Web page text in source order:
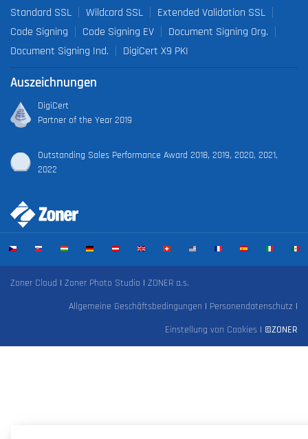
Standard SSL Wildcard SSL
Extended Validation SSL
Code Signing
Code Signing EV
Document Signing Org.
Document Signing Ind.
DigiCert X9 PKI
Auszeichnungen
DigiCert
Partner of the Year 2019
Outstanding Sales Performance Award 2018, 2019, 2020, 2021,
2022
Zoner Cloud | Zoner Photo Studio | ZONER a.s.
Allgemeine Geschäftsbedingungen | Personendatenschutz |
Einstellung von Cookies | ©ZONER